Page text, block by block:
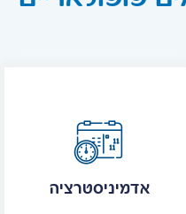
אדמיניסטרציה